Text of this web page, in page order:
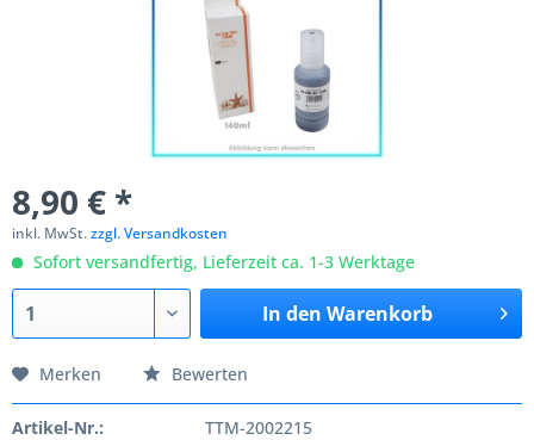
8,90 € *
inkl. MwSt.zzgl. Versandkosten
Sofort versandfertig, Lieferzeit ca. 1-3 Werktage
In den Warenkorb
Merken Bewerten
Artikel-Nr.: TTM-2002215